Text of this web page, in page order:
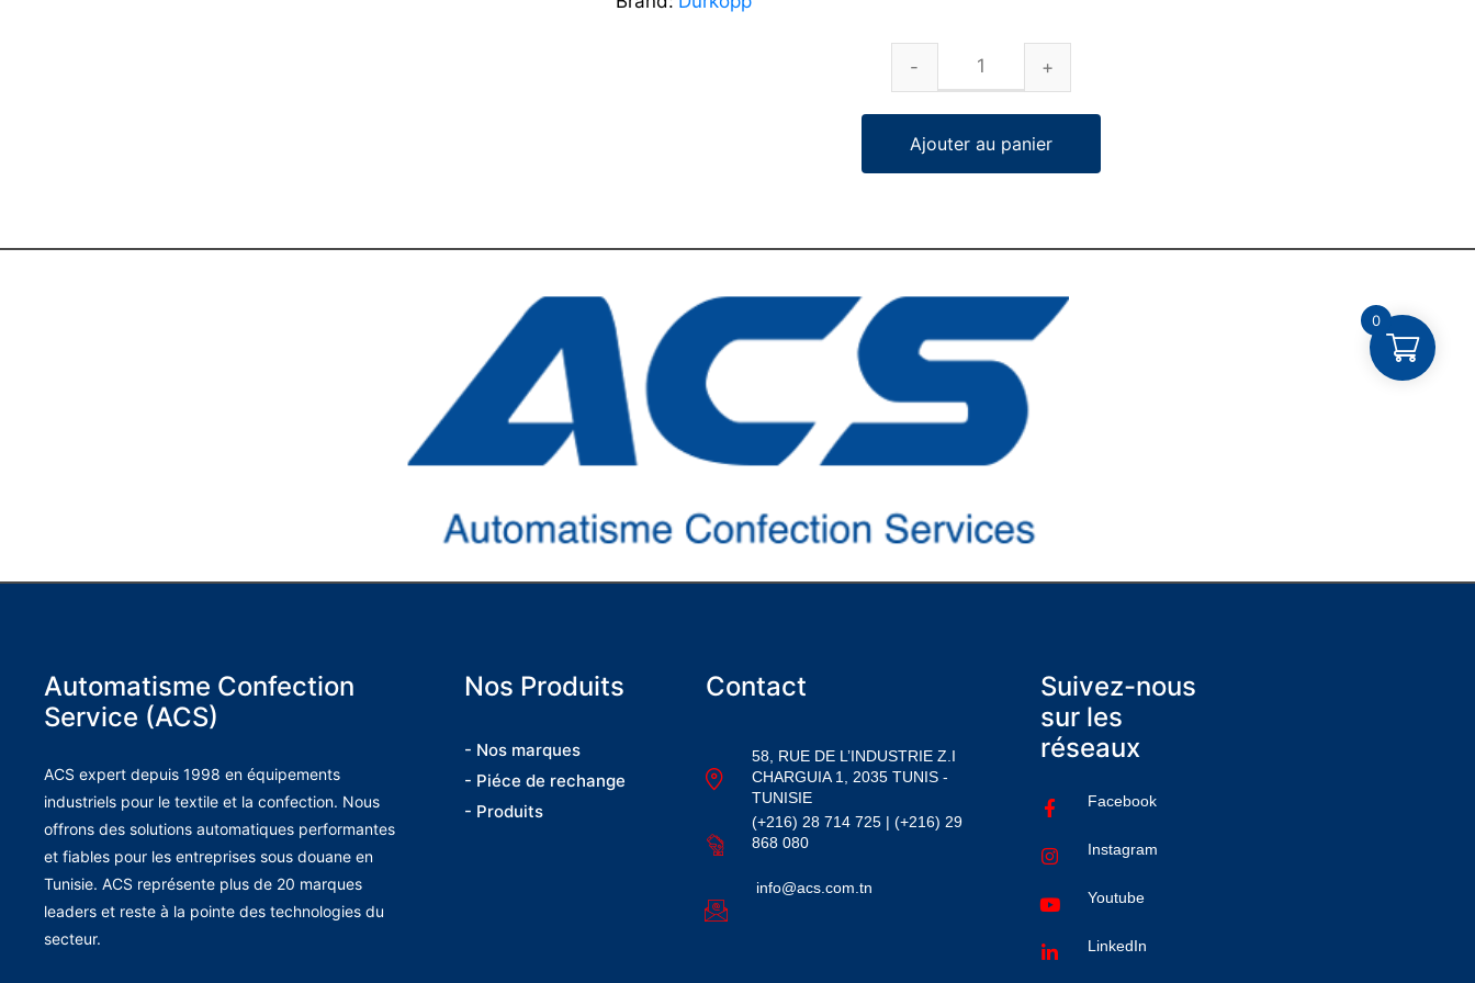
Ajouter au panier
Automatisme Confection
Service (ACS)
ACS expert depuis 1998 en équipements
industriels pour le textile et la confection. Nous
offrons des solutions automatiques performantes
et fiables pour les entreprises sous douane en
Tunisie. ACS représente plus de 20 marques
leaders et reste à la pointe des technologies du
secteur.
Nos Produits
- Nos marques
- Piéce de rechange
- Produits
Contact
58, RUE DE L’INDUSTRIE Z.I
CHARGUIA 1, 2035 TUNIS -
TUNISIE
(+216) 28 714 725 | (+216) 29
868 080
info@acs.com.tn
Suivez-nous
sur les
réseaux
Facebook
Instagram
Youtube
LinkedIn
0